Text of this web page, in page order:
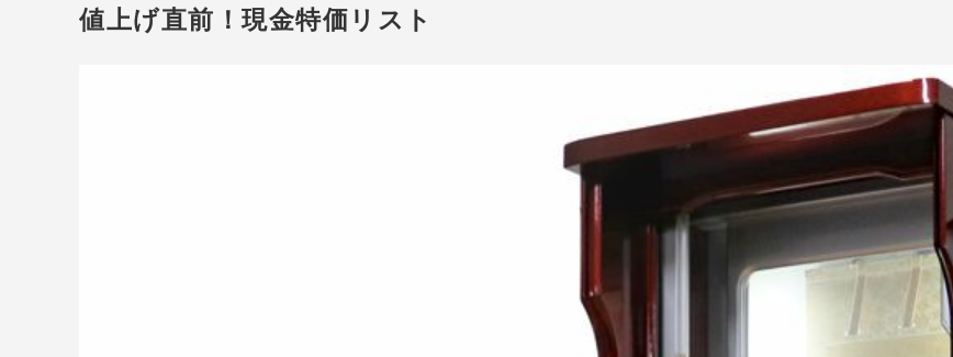
値上げ直前！現金特価リスト